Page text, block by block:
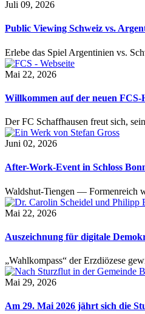
Juli 09, 2026
Public Viewing Schweiz vs.
Erlebe das Spiel Argentinien vs.
Mai 22, 2026
Willkommen auf der neuen FCS-
Der FC Schaffhausen freut sich,
Juni 02, 2026
After-Work-Event in Schloss
Waldshut-Tiengen — Formenreich
Mai 22, 2026
Auszeichnung für digitale
„Wahlkompass“ der Erzdiözese
Mai 29, 2026
Am 29. Mai 2026 jährt sich die